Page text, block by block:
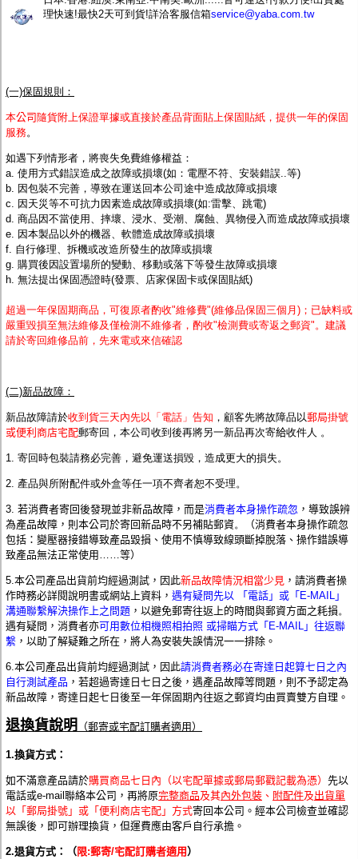
理快速!最快2天可到貨!詳洽客服信箱service@yaba.com.tw
(一)保固規則：
本公司 隨貨附上保證單據或直接於產品背面貼上保固貼紙，提供一年的保固
服務。
如遇下列情形者，將喪失免費維修權益：
a. 使用方式錯誤造成之故障或損壞(如：電壓不符、安裝錯誤..等)
b. 因包裝不完善，導致在運送回本公司途中造成故障或損壞
c. 因天災等不可抗力因素造成故障或損壞(如:雷擊、跳電)
d. 商品因不當使用
、摔壞、浸水、受潮、腐蝕、異物侵入而造成故障或損壞
e. 因本製品以外的機器、軟體造成故障或損壞
f. 自行修理、拆機或改造所發生的故障或損壞
g. 購買後因設置場所的變動、移動或落下等發生故障或損壞
h. 無法提出保固憑證時(發票、店家保固卡或保固貼紙)
超過一年保固期商品，可復原者酌收"維修費"(維修品保固三個月)； 已缺料或
嚴重毀損至無法維修及僅檢測不維修者，酌收"檢測費或寄返之郵資"。建議
請於寄回維修品前，先來電或來信確認
(二)新品故障：
新品故障請於收到貨三天內先以「電話」告知 ， 顧客先將故障品 以郵局掛號
或便利商店宅配郵寄回，本公司收到後再將另一新品再次寄給收件人 。
1. 寄回時包裝請務必完善，避免運送損毀，造成更大的損失。
2. 產品與所附配件或外盒等任一項不齊者恕不受理。
3. 若消費者寄回後發現並非新品故障，而是消費者本身操作疏忽 ，導致誤辨
為產品故障，則本公司於寄回新品時不另補貼郵資。 （消費者本身操作疏忽
包括：變壓器接錯導致產品毀損、使用不慎導致線頭斷掉脫落、操作錯誤導
致產品無法正常使用……等）
5.本公司產品出貨前均經過測試，因此新品故障情況相當少見 ，請消費者操
作時務必詳閱說明書或網站上資料， 遇有疑問先以 「電話」或「E-MAIL」
溝通聯繫解決操作上之問題 ，以避免郵寄往返上的時間與郵資方面之耗損 。
遇有疑問，消費者亦可用數位相機照相拍照 或掃瞄方式 「E-MAIL」往返聯
繫 ，以助了解疑難之所在，將人為安裝失誤情況一一排除。
6.本公司產品出貨前均經過測試，因此請消費者務必在寄達日起算七日之內
自行測試產品 ，若超過寄達日七日之後，遇產品故障等問題，則不予認定為
新品故障，寄達日起七日後至一年保固期內往返之郵資均由買賣雙方自理。
退換貨說明 （郵寄或宅配訂購者適用）
1.換貨方式：
如不滿意產品請於購買商品七日內（以 宅配單據或郵局郵戳記載為憑） 先以
電話或e-mail聯絡本公司 ，再將原完整商品及其內外包裝 、 附配件及出貨單
以「 郵局掛號」 或 「 便利商店宅配 」方式寄回本公司 。經本公司檢查並確認
無誤後，即可辦理換貨，但運費應由客戶 自行承擔。
2.退貨方式：（ 限:郵寄/宅配訂購者適用 ）